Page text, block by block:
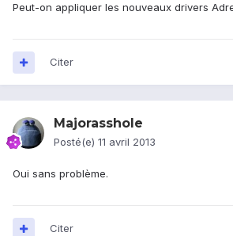
Peut-on appliquer les nouveaux drivers
Citer
Majorasshole
Posté(e) 11 avril 2013
Oui sans problème.
Citer